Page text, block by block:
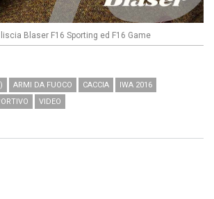
Blaser F16 Sporting ed F16 Game
ARMI DA FUOCO CACCIA
IWA 2016
VIDEO